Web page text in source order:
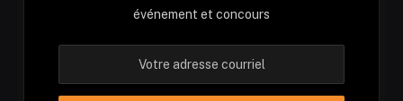
événement et concours